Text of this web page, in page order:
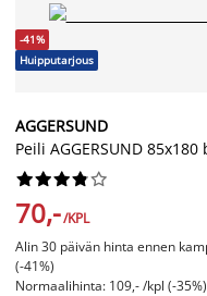
-41%
Huipputarjous
AGGERSUND
Peili AGGERSUND 85x180






70,-/KPL
Alin 30 päivän hinta ennen
(-41%)
Normaalihinta: 109,- /kpl (-35%)